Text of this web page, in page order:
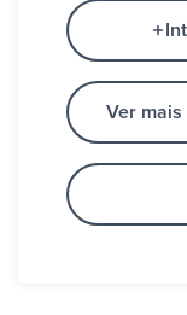
Ver